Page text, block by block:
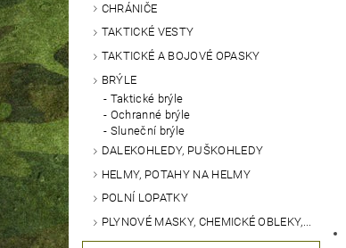
CHRÁNIČE
TAKTICKÉ VESTY
TAKTICKÉ A BOJOVÉ OPASKY
BRÝLE
Taktické brýle
Ochranné brýle
Sluneční brýle
DALEKOHLEDY, PUŠKOHLEDY
HELMY, POTAHY NA HELMY
POLNÍ LOPATKY
PLYNOVÉ MASKY, CHEMICKÉ OBLEKY,...